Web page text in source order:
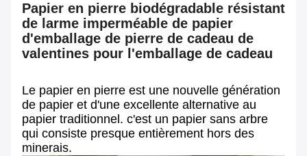
Papier en pierre biodégradable résistant
de larme imperméable de papier
d'emballage de pierre de cadeau de
valentines pour l'emballage de cadeau
Le papier en pierre est une nouvelle génération
de papier et d'une excellente alternative au
papier traditionnel. c'est un papier sans arbre
qui consiste presque entièrement hors des
minerais.